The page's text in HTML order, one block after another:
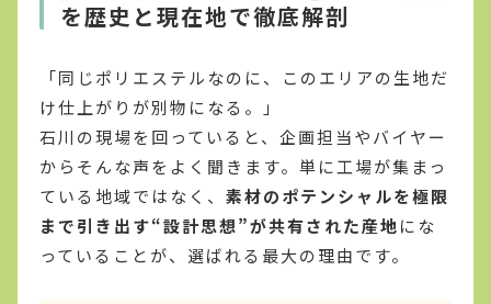
を歴史と現在地で徹底解剖
「同じポリエステルなのに、このエリアの生地だ
け仕上がりが別物になる。」
石川の現場を回っていると、企画担当やバイヤー
からそんな声をよく聞きます。単に工場が集まっ
ている地域ではなく、 素材のポテンシャルを極限
まで引き出す“設計思想”が共有された産地にな
っていることが、選ばれる最大の理由です。